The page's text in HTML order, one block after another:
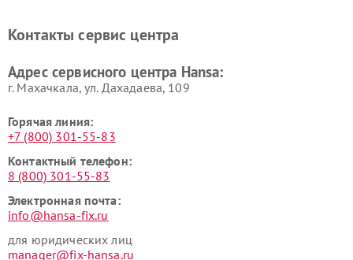
Контакты сервис центра
Адрес сервисного центра Hansa:
г. Махачкала, ул. Дахадаева, 109
Горячая линия:
+7 (800) 301-55-83
Контактный телефон:
8 (800) 301-55-83
Электронная почта:
info@hansa-fix.ru
для юридических лиц
manager@fix-hansa.ru